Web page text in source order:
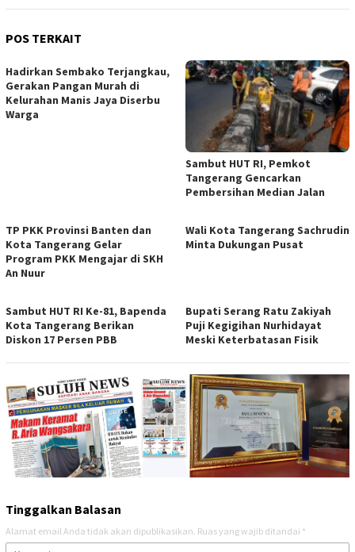
POS TERKAIT
Hadirkan Sembako Terjangkau,
Gerakan Pangan Murah di
Kelurahan Manis Jaya Diserbu
Warga
Sambut HUT RI, Pemkot
Tangerang Gencarkan
Pembersihan Median Jalan
TP PKK Provinsi Banten dan
Kota Tangerang Gelar
Program PKK Mengajar di SKH
An Nuur
Wali Kota Tangerang Sachrudin
Minta Dukungan Pusat
Sambut HUT RI Ke-81, Bapenda
Kota Tangerang Berikan
Diskon 17 Persen PBB
Bupati Serang Ratu Zakiyah
Puji Kegigihan Nurhidayat
Meski Keterbatasan Fisik
Tinggalkan Balasan
Alamat email Anda tidak akan dipublikasikan. Ruas yang wajib ditandai *